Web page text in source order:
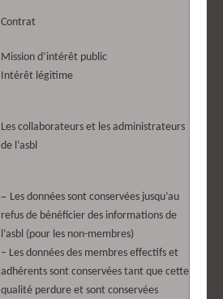
Contrat
Mission d’intérêt public
Intérêt légitime
Les collaborateurs et les administrateurs
de l’asbl
– Les données sont conservées jusqu’au
refus de bénéficier des informations de
l’asbl (pour les non-membres)
– Les données des membres effectifs et
adhérents sont conservées tant que cette
qualité perdure et sont conservées